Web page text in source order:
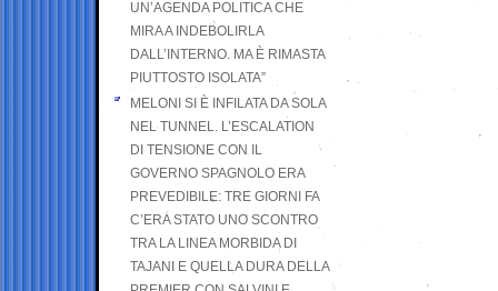
UN’AGENDA POLITICA CHE
MIRA A INDEBOLIRLA
DALL’INTERNO. MA È RIMASTA
PIUTTOSTO ISOLATA”
MELONI SI È INFILATA DA SOLA
NEL TUNNEL. L’ESCALATION
DI TENSIONE CON IL
GOVERNO SPAGNOLO ERA
PREVEDIBILE: TRE GIORNI FA
C’ERA STATO UNO SCONTRO
TRA LA LINEA MORBIDA DI
TAJANI E QUELLA DURA DELLA